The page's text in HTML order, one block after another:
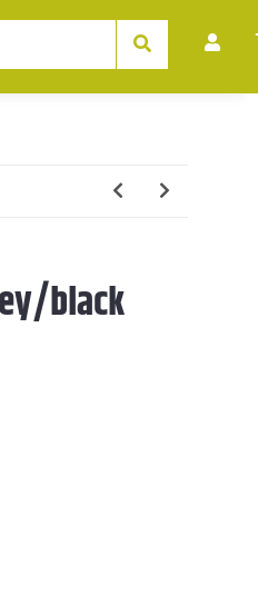
Kontakt
black